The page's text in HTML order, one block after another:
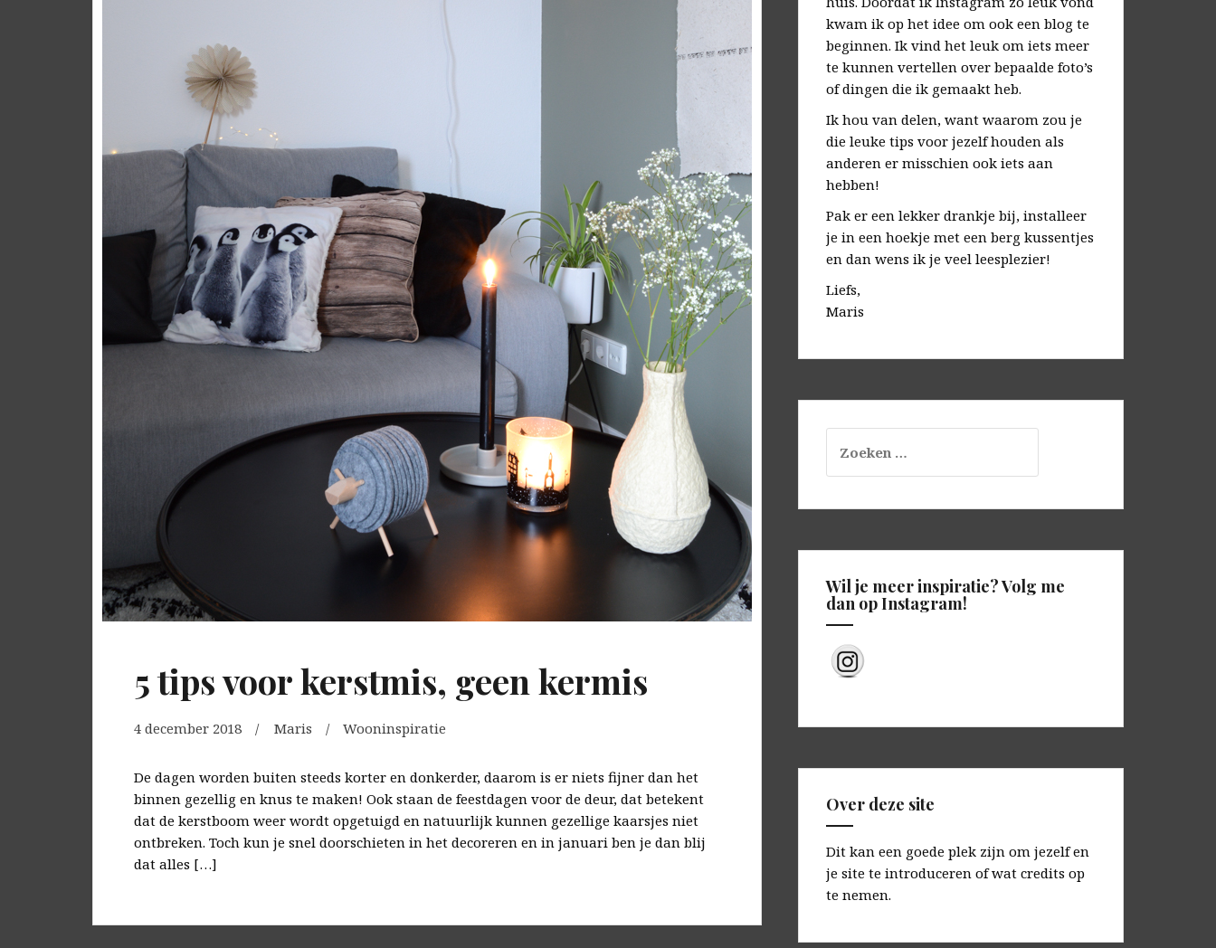
5 tips voor kerstmis, geen kermis
4 december 2018 Maris Wooninspiratie
De dagen worden buiten steeds korter en donkerder, daarom is er niets fijner dan het
binnen gezellig en knus te maken! Ook staan de feestdagen voor de deur, dat betekent
dat de kerstboom weer wordt opgetuigd en natuurlijk kunnen gezellige kaarsjes niet
ontbreken. Toch kun je snel doorschieten in het decoreren en in januari ben je dan blij
dat alles […]
kwam ik op het idee om ook een blog te
beginnen. Ik vind het leuk om iets meer
te kunnen vertellen over bepaalde foto’s
of dingen die ik gemaakt heb.
Ik hou van delen, want waarom zou je
die leuke tips voor jezelf houden als
anderen er misschien ook iets aan
hebben!
Pak er een lekker drankje bij, installeer
je in een hoekje met een berg kussentjes
en dan wens ik je veel leesplezier!
Liefs,
Maris
naar:
Wil je meer inspiratie? Volg me
dan op Instagram!
Over deze site
Dit kan een goede plek zijn om jezelf en
je site te introduceren of wat credits op
te nemen.